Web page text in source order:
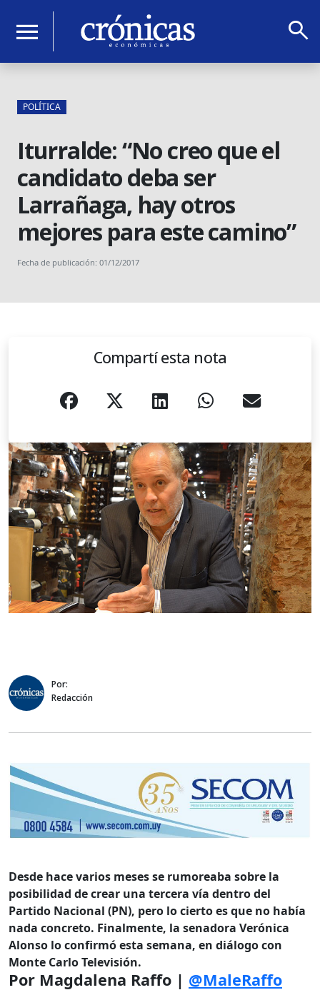
menu search
POLÍTICA
Iturralde: “No creo que el
candidato deba ser
Larrañaga, hay otros
mejores para este camino”
Fecha de publicación: 01/12/2017
Compartí esta nota
Por:
Redacción
Desde hace varios meses se rumoreaba sobre la
posibilidad de crear una tercera vía dentro del
Partido Nacional (PN), pero lo cierto es que no había
nada concreto. Finalmente, la senadora Verónica
Alonso lo confirmó esta semana, en diálogo con
Monte Carlo Televisión.
Por Magdalena Raffo | @MaleRaffo